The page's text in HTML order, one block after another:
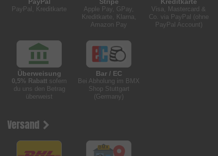
PayPal, Kreditkarte
Apple Pay, GPay,
Kreditkarte, Klarna,
Amazon Pay
Visa, Mastercard &
Co. via PayPal (ohne
PayPal Account)
Überweisung
0,5% Rabatt sofern
du uns den Betrag
überweist
Bar / EC
Bei Abholung im BMX
Shop Stuttgart
(Germany)
Versand